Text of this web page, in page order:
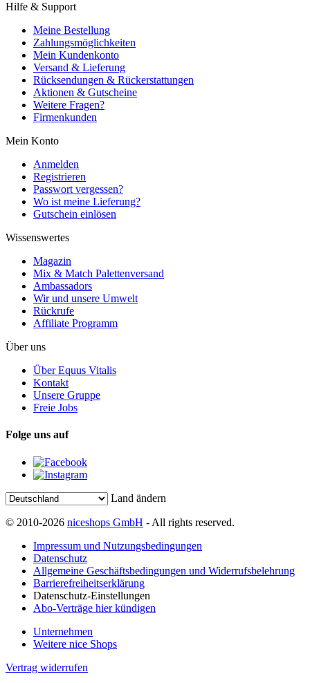
Hilfe & Support
Meine Bestellung
Zahlungsmöglichkeiten
Mein Kundenkonto
Versand & Lieferung
Rücksendungen & Rückerstattungen
Aktionen & Gutscheine
Weitere Fragen?
Firmenkunden
Mein Konto
Anmelden
Registrieren
Passwort vergessen?
Wo ist meine Lieferung?
Gutschein einlösen
Wissenswertes
Magazin
Mix & Match Palettenversand
Ambassadors
Wir und unsere Umwelt
Rückrufe
Affiliate Programm
Über uns
Über Equus Vitalis
Kontakt
Unsere Gruppe
Freie Jobs
Folge uns auf
Land ändern
© 2010-2026 niceshops GmbH - All rights reserved.
Impressum und Nutzungsbedingungen
Datenschutz
Allgemeine Geschäftsbedingungen und Widerrufsbelehrung
Barrierefreiheitserklärung
Datenschutz-Einstellungen
Abo-Verträge hier kündigen
Unternehmen
Weitere nice Shops
Vertrag widerrufen